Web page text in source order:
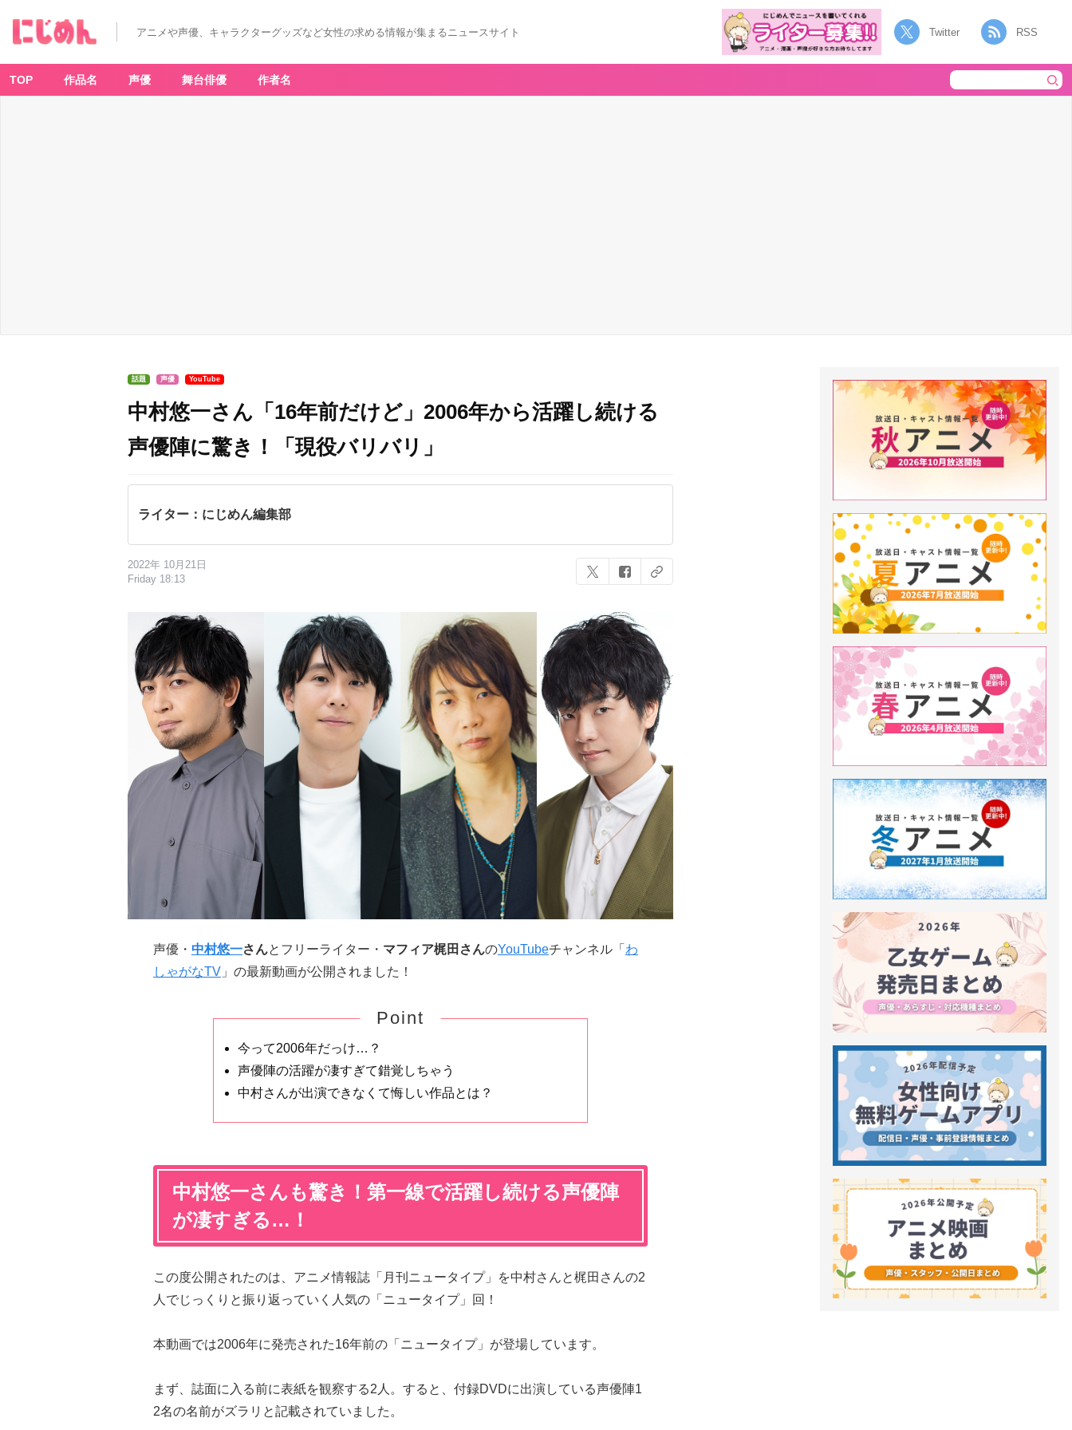
アニメや声優、キャラクターグッズなど女性の求める情報が集まるニュースサイト Twitter RSS
TOP 作品名 声優 舞台俳優 作者名
話題 声優 YouTube
中村悠一さん「16年前だけど」2006年から活躍し続ける
声優陣に驚き！「現役バリバリ」
ライター：にじめん編集部
2022年 10月21日
Friday 18:13
声優・ 中村悠一さんとフリーライター・ マフィア梶田さんのYouTubeチャンネル「 わ
しゃがなTV 」の最新動画が公開されました！
Point
今って2006年だっけ…？
声優陣の活躍が凄すぎて錯覚しちゃう
中村さんが出演できなくて悔しい作品とは？
中村悠一さんも驚き！第一線で活躍し続ける声優陣
が凄すぎる…！
この度公開されたのは、アニメ情報誌「月刊ニュータイプ」を中村さんと梶田さんの2
人でじっくりと振り返っていく人気の「ニュータイプ」回！
本動画では2006年に発売された16年前の「ニュータイプ」が登場しています。
まず、誌面に入る前に表紙を観察する2人。すると、付録DVDに出演している声優陣1
2名の名前がズラリと記載されていました。